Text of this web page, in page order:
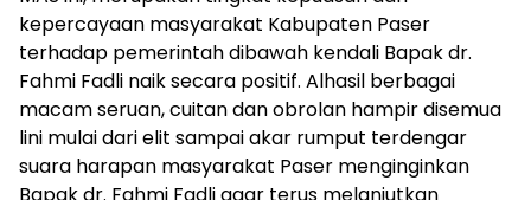
kepercayaan masyarakat Kabupaten Paser
terhadap pemerintah dibawah kendali Bapak dr.
Fahmi Fadli naik secara positif. Alhasil berbagai
macam seruan, cuitan dan obrolan hampir disemua
lini mulai dari elit sampai akar rumput terdengar
suara harapan masyarakat Paser menginginkan